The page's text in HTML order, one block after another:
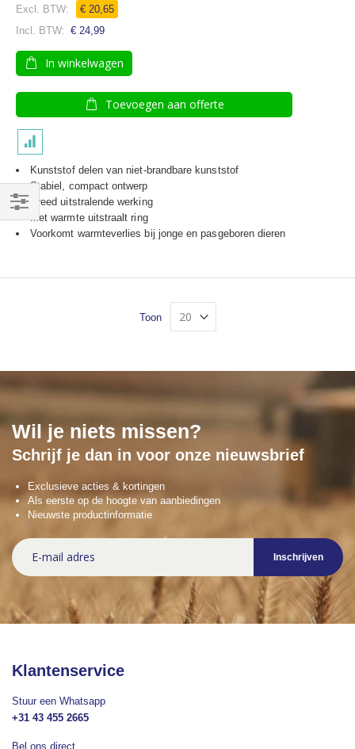
€ 20,65
€ 24,99
In winkelwagen
Toevoegen aan offerte
Kunststof delen van niet-brandbare kunststof
Stabiel, compact ontwerp
Breed uitstralende werking
Met warmte uitstraalt ring
Voorkomt warmteverlies bij jonge en pasgeboren dieren
Toon
Filteren
Wil je niets missen?
Schrijf je dan in voor onze nieuwsbrief
Exclusieve acties & kortingen
Als eerste op de hoogte van aanbiedingen
Nieuwste productinformatie
Abonneer
u
op
Inschrijven
Klantenservice
Stuur een Whatsapp
+31 43 455 2665
Bel ons direct